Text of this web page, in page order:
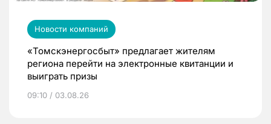
Новости компаний
«Томскэнергосбыт» предлагает жителям
региона перейти на электронные квитанции и
выиграть призы
09:10 / 03.08.26